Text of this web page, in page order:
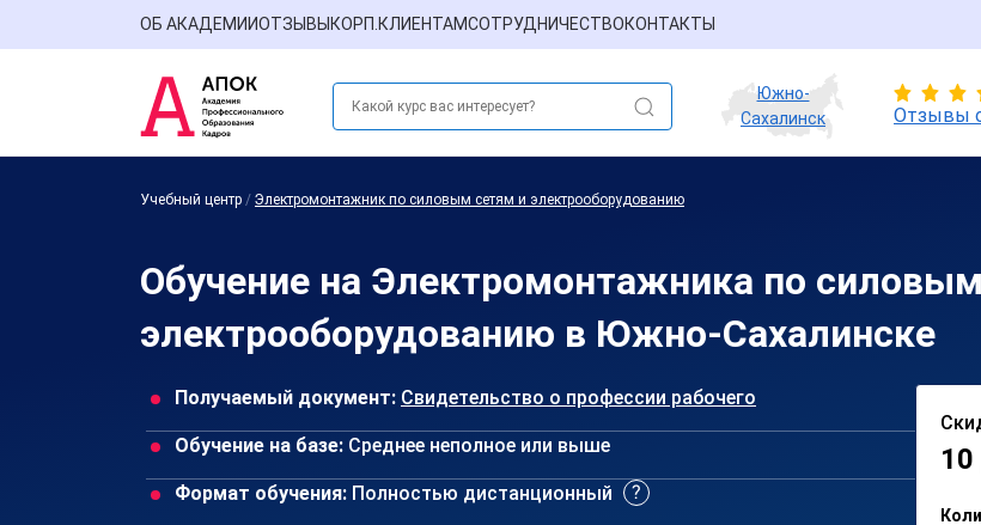
ОБ АКАДЕМИИОТЗЫВЫ КОРП.КЛИЕНТАМСОТРУДНИЧЕСТВОКОНТАКТЫ
Южно-
Сахалинск
Отзывы
Учебный центр / Электромонтажник по силовым сетям и электрооборудованию
Обучение на Электромонтажника по
электрооборудованию в Южно-Сахалинске
Получаемый документ: Свидетельство о профессии рабочего
Обучение на базе: Среднее неполное или выше
Формат обучения: Полностью дистанционный